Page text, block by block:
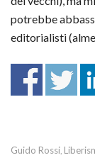
potrebbe
editorialisti
Guido Rossi